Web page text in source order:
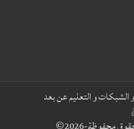
الشبكات و التعليم عن بعد